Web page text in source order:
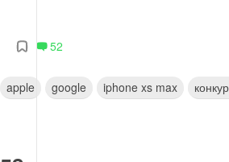
52
apple google iphone xs max